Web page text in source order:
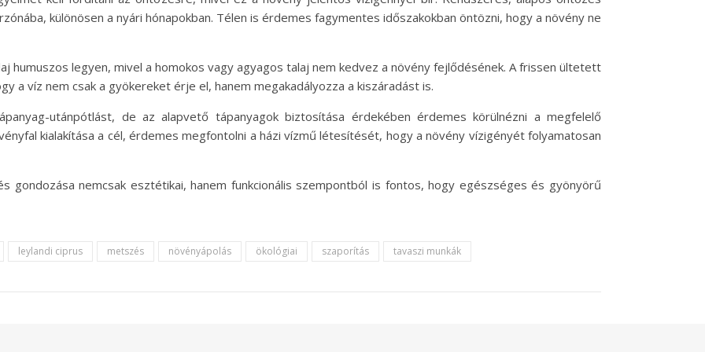
különösen a nyári hónapokban. Télen is érdemes fagymentes időszakokban öntözni, hogy a növény ne
humuszos legyen, mivel a homokos vagy agyagos talaj nem kedvez a növény fejlődésének. A frissen ültetett
a víz nem csak a gyökereket érje el, hanem megakadályozza a kiszáradást is.
utánpótlást, de az alapvető tápanyagok biztosítása érdekében érdemes körülnézni a megfelelő
kialakítása a cél, érdemes megfontolni a házi vízmű létesítését, hogy a növény vízigényét folyamatosan
gondozása nemcsak esztétikai, hanem funkcionális szempontból is fontos, hogy egészséges és gyönyörű
leylandi ciprus metszés növényápolás ökológiai szaporítás tavaszi munkák